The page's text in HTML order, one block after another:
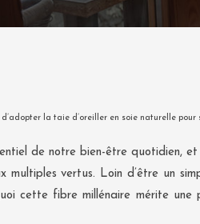
la taie d’oreiller en soie naturelle pour
de notre bien-être quotidien,
multiples vertus. Loin d’être un
cette fibre millénaire mérite